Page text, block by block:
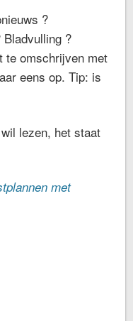
?
?
te omschrijven met
eens op. Tip: is
lezen, het staat
met